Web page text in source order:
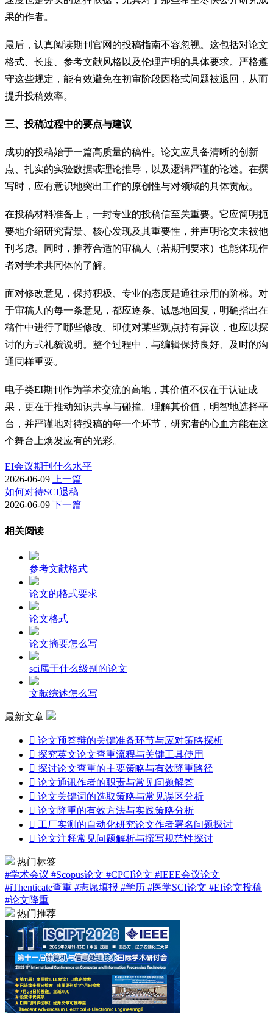
果的作者。
最后，认真阅读期刊官网的投稿指南不容忽视。这包括对论文
格式、长度、参考文献风格以及伦理声明的具体要求。严格遵
守这些规定，能有效避免在初审阶段因格式问题被退回，从而
提升投稿效率。
三、投稿过程中的要点与建议
成功的投稿始于一篇高质量的稿件。论文应具备清晰的创新
点、扎实的实验数据或理论推导，以及逻辑严谨的论述。在撰
写时，应有意识地突出工作的原创性与对领域的具体贡献。
在投稿材料准备上，一封专业的投稿信至关重要。它应简明扼
要地介绍研究背景、核心发现及其重要性，并声明论文未被他
刊考虑。同时，推荐合适的审稿人（若期刊要求）也能体现作
者对学术共同体的了解。
面对修改意见，保持积极、专业的态度是通往录用的阶梯。对
于审稿人的每一条意见，都应逐条、诚恳地回复，明确指出在
稿件中进行了哪些修改。即使对某些观点持有异议，也应以探
讨的方式礼貌说明。整个过程中，与编辑保持良好、及时的沟
通同样重要。
电子类EI期刊作为学术交流的高地，其价值不仅在于认证成
果，更在于推动知识共享与碰撞。理解其价值，明智地选择平
台，并严谨地对待投稿的每一个环节，研究者的心血方能在这
个舞台上焕发应有的光彩。
EI会议期刊什么水平
2026-06-09 上一篇
如何对待SCI退稿
2026-06-09 下一篇
相关阅读
参考文献格式
论文的格式要求
论文格式
论文摘要怎么写
sci属于什么级别的论文
文献综述怎么写
最新文章
 论文预答辩的关键准备环节与应对策略探析
 探究英文论文查重流程与关键工具使用
 探讨论文查重的主要策略与有效降重路径
 论文通讯作者的职责与常见问题解答
 论文关键词的选取策略与常见误区分析
 论文降重的有效方法与实践策略分析
 工厂实测的自动化研究论文作者署名问题探讨
 论文注释常见问题解析与撰写规范性探讨
热门标签
#学术会议 #Scopus论文 #CPCI论文 #IEEE会议论文
#iThenticate查重 #志愿填报 #学历 #医学SCI论文 #EI论文投稿
#论文降重
热门推荐